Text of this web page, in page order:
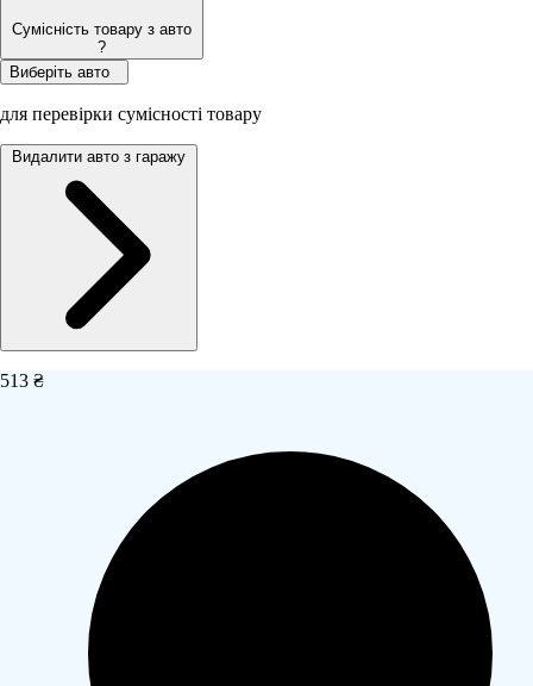
Сумісність товару з авто
?
Виберіть авто
для перевірки сумісності товару
Видалити авто з гаражу
513 ₴